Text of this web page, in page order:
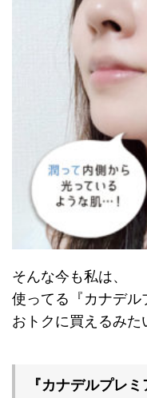
そんな今も私は、
使ってる『カナデル
おトクに買えるみた
『カナデルプレミ